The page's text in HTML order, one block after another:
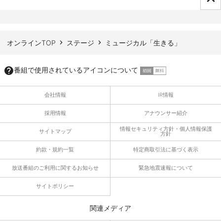
オンラインTOP ステージ ミュージカル「生きる」
番組で使用されているアイコンについて
会社情報 IR情報
採用情報 アナウンサー紹介
サイトマップ 情報セキュリティ方針・個人情報保護
方針
約款・規約一覧 特定商取引法に基づく表示
放送番組のご利用に関するお知らせ 緊急地震速報について
サイトポリシー
関連メディア